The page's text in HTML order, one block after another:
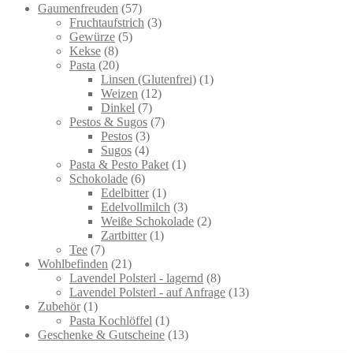
Gaumenfreuden 5757
products
Fruchtaufstrich 33
Gewürze 55
Kekse 88
products
Pasta 2020
products
Linsen (Glutenfrei) 11
Weizen 1212
Dinkel 77
products
Pestos & Sugos 77
Pestos 33
products
Sugos 44
products
Pasta & Pesto Paket 11
Schokolade 66
products
Edelbitter 11
product
Edelvollmilch 33
products
Weiße Schokolade 22
Zartbitter 11
Tee 77
products
Wohlbefinden 2121
products
Lavendel Polsterl - lagernd 88
products
Lavendel Polsterl - auf Anfrage 1313
Zubehör 11
product
Pasta Kochlöffel 11
product
Geschenke & Gutscheine 1313